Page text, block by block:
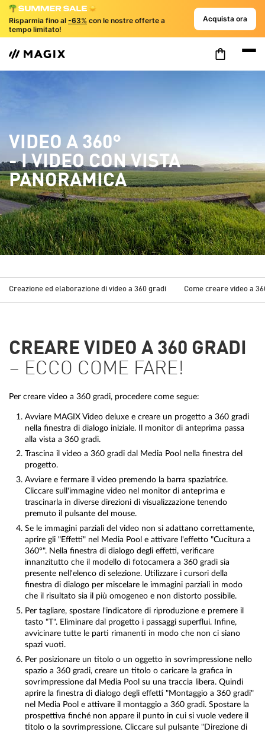
Risparmia fino al -63% con le nostre offerte a
tempo limitato!
Acquista ora
VIDEO A 360°
- I VIDEO CON VISTA
PANORAMICA
Creazione ed elaborazione di video a 360 gradi Come creare video a
CREARE VIDEO A 360 GRADI
– ECCO COME FARE!
Per creare video a 360 gradi, procedere come segue:
Avviare MAGIX Video deluxe e creare un progetto a 360 gradi
nella finestra di dialogo iniziale. Il monitor di anteprima passa
alla vista a 360 gradi.
Trascina il video a 360 gradi dal Media Pool nella finestra del
progetto.
Avviare e fermare il video premendo la barra spaziatrice.
Cliccare sull'immagine video nel monitor di anteprima e
trascinarla in diverse direzioni di visualizzazione tenendo
premuto il pulsante del mouse.
Se le immagini parziali del video non si adattano correttamente,
aprire gli "Effetti" nel Media Pool e attivare l'effetto "Cucitura a
360°". Nella finestra di dialogo degli effetti, verificare
innanzitutto che il modello di fotocamera a 360 gradi sia
presente nell'elenco di selezione. Utilizzare i cursori della
finestra di dialogo per miscelare le immagini parziali in modo
che il risultato sia il più omogeneo e non distorto possibile.
Per tagliare, spostare l'indicatore di riproduzione e premere il
tasto "T". Eliminare dal progetto i passaggi superflui. Infine,
avvicinare tutte le parti rimanenti in modo che non ci siano
spazi vuoti.
Per posizionare un titolo o un oggetto in sovrimpressione nello
spazio a 360 gradi, creare un titolo o caricare la grafica in
sovrimpressione dal Media Pool su una traccia libera. Quindi
aprire la finestra di dialogo degli effetti "Montaggio a 360 gradi"
nel Media Pool e attivare il montaggio a 360 gradi. Spostare la
prospettiva finché non appare il punto in cui si vuole vedere il
titolo o la sovrimpressione. Cliccare sul pulsante "Direzione di